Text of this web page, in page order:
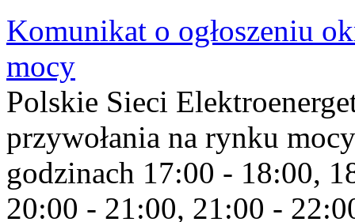
Komunikat o ogłoszeniu
mocy
Polskie Sieci
przywołania na rynku
godzinach 17:00 - 18:00,
20:00 - 21:00, 21:00 -